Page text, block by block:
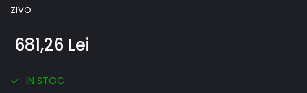
ZIVO
681,26 Lei
IN STOC